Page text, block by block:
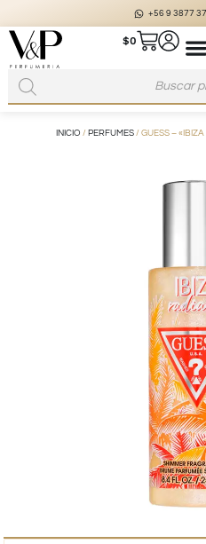
+56 9 3877 3738
$0
INICIO / PERFUMES / GUESS –